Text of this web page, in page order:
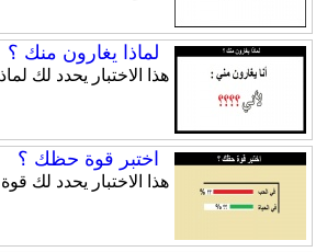
لماذا يغارون منك ؟
هذا الاختبار يحدد لك
اختبر قوة حظك ؟
هذا الاختبار يحدد لك